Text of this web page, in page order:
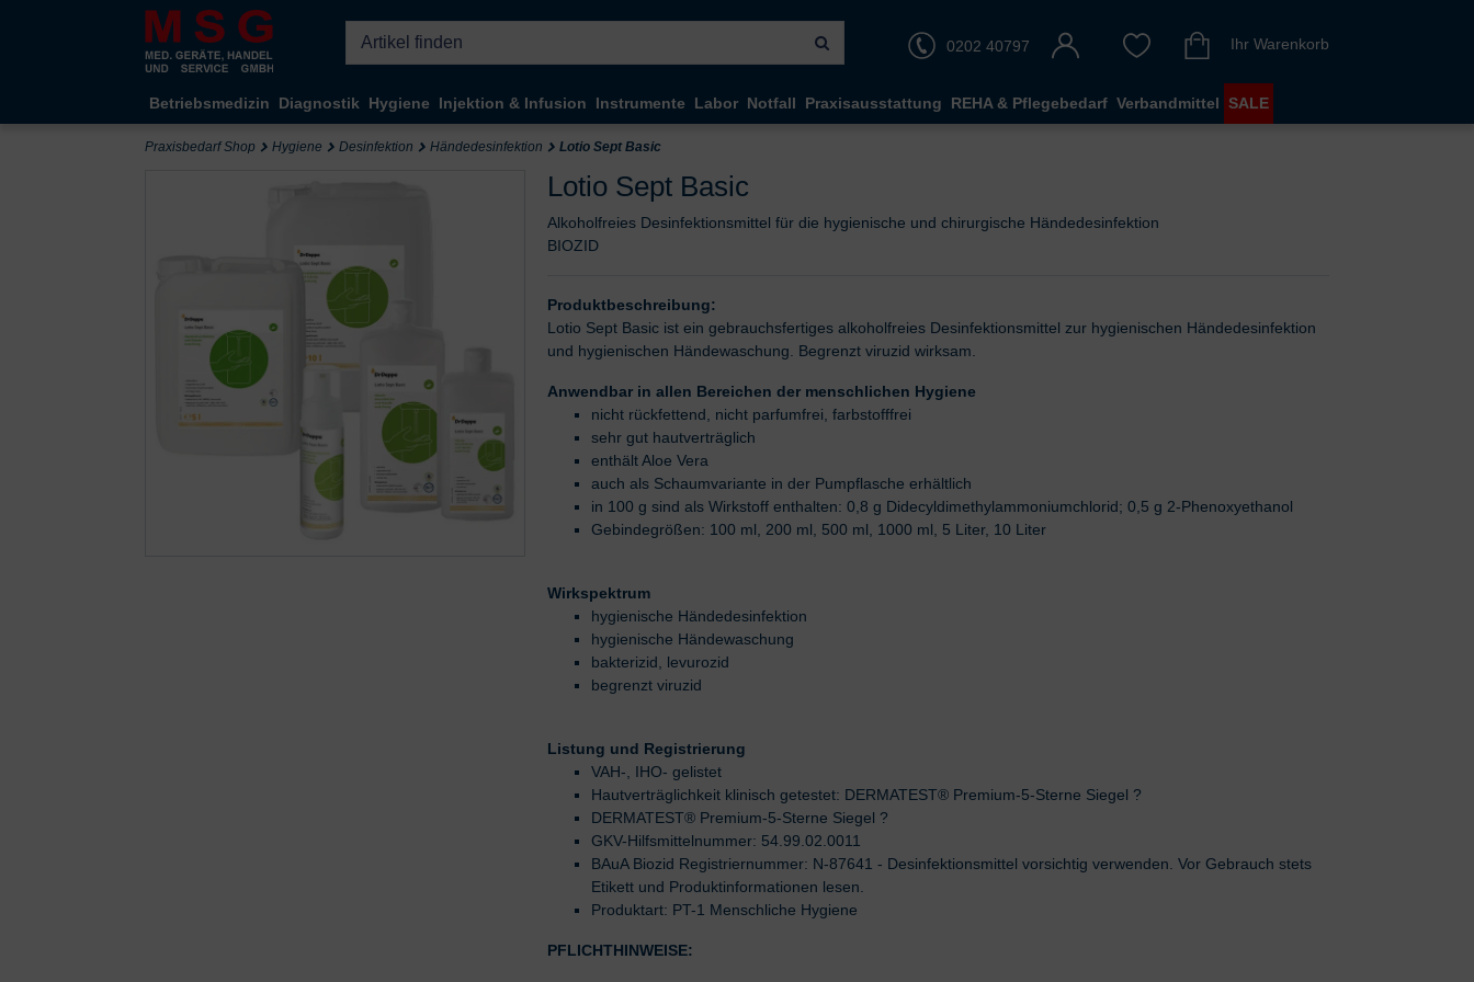
Kompletten Head der Seite überspringen
0202 40797
Ihr Warenkorb
Betriebsmedizin Diagnostik Hygiene Injektion & Infusion Instrumente Labor Notfall Praxisausstattung REHA & Pflegebedarf Verbandmittel SALE
Praxisbedarf Shop Hygiene Desinfektion Händedesinfektion Lotio Sept Basic
Lotio Sept Basic
Alkoholfreies Desinfektionsmittel für die hygienische und chirurgische Händedesinfektion
BIOZID
Produktbeschreibung:
Lotio Sept Basic ist ein gebrauchsfertiges alkoholfreies Desinfektionsmittel zur hygienischen Händedesinfektion
und hygienischen Händewaschung. Begrenzt viruzid wirksam.
Anwendbar in allen Bereichen der menschlichen Hygiene
nicht rückfettend, nicht parfumfrei, farbstofffrei
sehr gut hautverträglich
enthält Aloe Vera
auch als Schaumvariante in der Pumpflasche erhältlich
in 100 g sind als Wirkstoff enthalten: 0,8 g Didecyldimethylammoniumchlorid; 0,5 g 2-Phenoxyethanol
Gebindegrößen: 100 ml, 200 ml, 500 ml, 1000 ml, 5 Liter, 10 Liter
Wirkspektrum
hygienische Händedesinfektion
hygienische Händewaschung
bakterizid, levurozid
begrenzt viruzid
Listung und Registrierung
VAH-, IHO- gelistet
Hautverträglichkeit klinisch getestet: DERMATEST® Premium-5-Sterne Siegel ?
DERMATEST® Premium-5-Sterne Siegel ?
GKV-Hilfsmittelnummer: 54.99.02.0011
BAuA Biozid Registriernummer: N-87641 - Desinfektionsmittel vorsichtig verwenden. Vor Gebrauch stets
Etikett und Produktinformationen lesen.
Produktart: PT-1 Menschliche Hygiene
PFLICHTHINWEISE: